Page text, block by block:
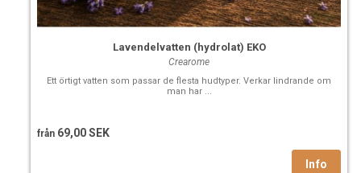
Lavendelvatten (hydrolat) EKO
Crearome
Ett örtigt vatten som passar de flesta hudtyper. Verkar lindrande om
man har ...
från 69,00 SEK